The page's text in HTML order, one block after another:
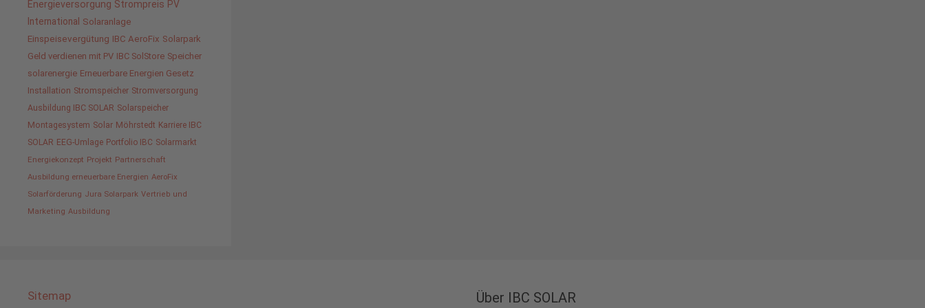
Energieversorgung Strompreis PV
International Solaranlage
Einspeisevergütung IBC AeroFix Solarpark
Geld verdienen mit PV IBC SolStore Speicher
solarenergie Erneuerbare Energien Gesetz
Installation Stromspeicher Stromversorgung
Ausbildung IBC SOLAR Solarspeicher
Montagesystem Solar Möhrstedt Karriere IBC
SOLAR EEG-Umlage Portfolio IBC Solarmarkt
Energiekonzept Projekt Partnerschaft
Ausbildung erneuerbare Energien AeroFix
Solarförderung Jura Solarpark Vertrieb und
Marketing Ausbildung
Sitemap Über IBC SOLAR